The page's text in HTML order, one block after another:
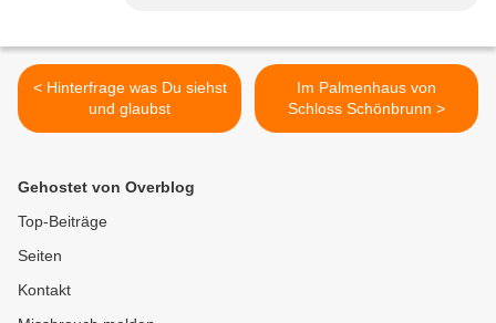
< Hinterfrage was Du siehst
und glaubst
Im Palmenhaus von
Schloss Schönbrunn >
Gehostet von Overblog
Top-Beiträge
Seiten
Kontakt